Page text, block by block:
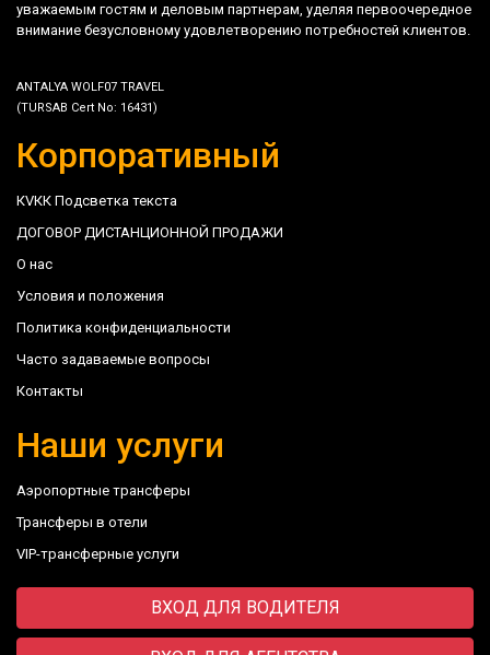
уважаемым гостям и деловым партнерам, уделяя первоочередное
внимание безусловному удовлетворению потребностей клиентов.
ANTALYA WOLF07 TRAVEL
(TURSAB Cert No: 16431)
Корпоративный
КVКК Подсветка текста
ДОГОВОР ДИСТАНЦИОННОЙ ПРОДАЖИ
О нас
Условия и положения
Политика конфиденциальности
Часто задаваемые вопросы
Контакты
Наши услуги
Аэропортные трансферы
Трансферы в отели
VIP-трансферные услуги
ВХОД ДЛЯ ВОДИТЕЛЯ